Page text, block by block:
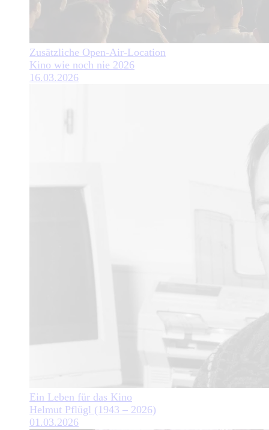
Zusätzliche Open-Air-Location
Kino wie noch nie 2026
16.03.2026
Ein Leben für das Kino
Helmut Pflügl (1943 – 2026)
01.03.2026